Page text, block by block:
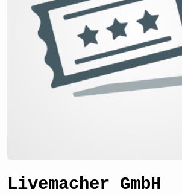
Livemacher GmbH